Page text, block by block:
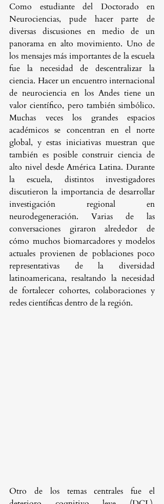
Como estudiante del Doctorado en
Neurociencias, pude hacer parte de
diversas discusiones en medio de un
panorama en alto movimiento. Uno de
los mensajes más importantes de la escuela
fue la necesidad de descentralizar la
ciencia. Hacer un encuentro internacional
de neurociencia en los Andes tiene un
valor científico, pero también simbólico.
Muchas veces los grandes espacios
académicos se concentran en el norte
global, y estas iniciativas muestran que
también es posible construir ciencia de
alto nivel desde América Latina. Durante
la escuela, distintos investigadores
discutieron la importancia de desarrollar
investigación regional en
neurodegeneración. Varias de las
conversaciones giraron alrededor de
cómo muchos biomarcadores y modelos
actuales provienen de poblaciones poco
representativas de la diversidad
latinoamericana, resaltando la necesidad
de fortalecer cohortes, colaboraciones y
redes científicas dentro de la región.
Otro de los temas centrales fue el